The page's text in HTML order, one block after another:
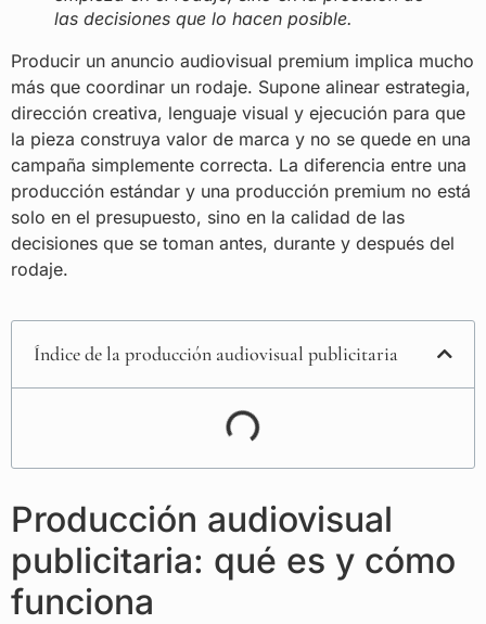
las decisiones que lo hacen posible.
Producir un anuncio audiovisual premium implica mucho
más que coordinar un rodaje. Supone alinear estrategia,
dirección creativa, lenguaje visual y ejecución para que
la pieza construya valor de marca y no se quede en una
campaña simplemente correcta. La diferencia entre una
producción estándar y una producción premium no está
solo en el presupuesto, sino en la calidad de las
decisiones que se toman antes, durante y después del
rodaje.
Índice de la producción audiovisual publicitaria
Producción audiovisual
publicitaria: qué es y cómo
funciona